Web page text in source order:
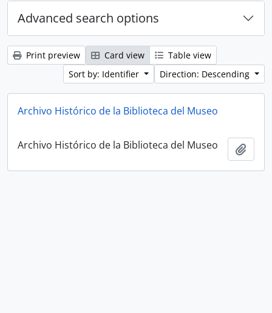
Advanced search options
Print preview Card view
Table view
Sort by: Identifier
Direction: Descending
Archivo Histórico de la Biblioteca del Museo
Archivo Histórico de la Biblioteca del Museo